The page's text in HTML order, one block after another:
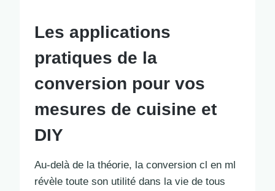
Les applications
pratiques de la
conversion pour vos
mesures de cuisine et
DIY
Au-delà de la théorie, la conversion cl en ml
révèle toute son utilité dans la vie de tous